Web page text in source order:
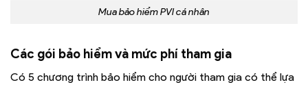
Mua bảo hiểm PVI cá nhân
Các gói bảo hiểm và mức phí tham gia
Có 5 chương trình bảo hiểm cho người tham gia có thể lựa